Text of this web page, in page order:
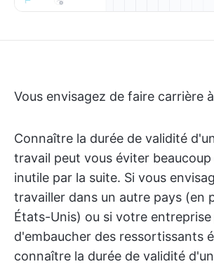
Vous envisagez de faire carrière
Connaître la durée de validité
travail peut vous éviter
inutile par la suite. Si vous
travailler dans un autre pays (en
États-Unis) ou si votre
d'embaucher des ressortissants
connaître la durée de validité